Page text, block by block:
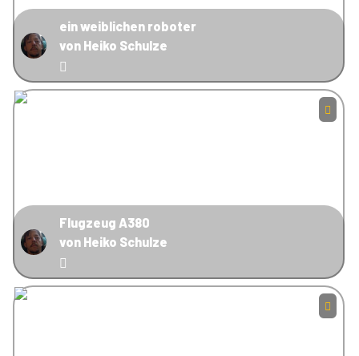
ein weiblichen roboter
von Heiko Schulze
Flugzeug A380
von Heiko Schulze